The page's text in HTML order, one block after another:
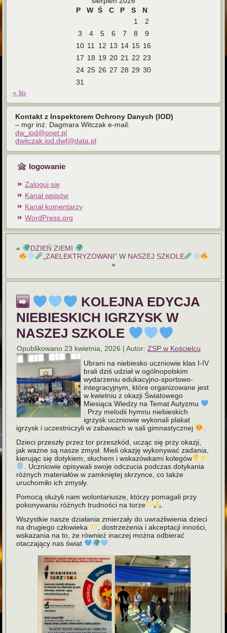
P
W Ś C P S
N
1
2
3
4 5 6 7 8
9
10 11 12 13 14 15 16
17 18 19 20 21 22 23
24 25 26 27 28 29 30
31
« lip
Kontakt z Inspektorem Ochrony Danych (IOD)
– mgr inż. Dagmara Witczak e-mail:
dw_iod@onet.pl
dwitczak.iod.dwf@data.pl
logowanie
Zaloguj się
Kanał wpisów
Kanał komentarzy
WordPress.org
«
DZIEŃ ZIEMI
„ZAELEKTRYZOWANI” W NASZEJ SZKOLE
»
KOLEJNA EDYCJA
NIEBIESKICH IGRZYSK W
NASZEJ SZKOLE
Opublikowano 23 kwietnia, 2026 |Autor: ZSP w Kościelcu
Ubrani na niebiesko uczniowie klas I-IV
brali dziś udział w ogólnopolskim
wydarzeniu edukacyjno-sportowo-
integracyjnym, które organizowane jest
w kwietniu z okazji Światowego
Miesiąca Wiedzy na Temat Autyzmu
. Przy melodii hymnu niebieskich
igrzysk uczniowie wykonali plakat
igrzysk i uczestniczyli w zabawach w sali gimnastycznej
Dzieci przeszły przez tor przeszkód, ucząc się przy okazji,
jak ważne są nasze zmysł. Mieli okazję wykonywać zadania,
kierując się dotykiem, słuchem i wskazówkami kolegów
. Uczniowie opisywali swoje odczucia podczas dotykania
różnych materiałów w zamkniętej skrzynce, co także
uruchomiło ich zmysły.
Pomocą służyli nam wolontariusze, którzy pomagali przy
pokonywaniu różnych trudności na torze
Wszystkie nasze działania zmierzały do uwrażliwienia dzieci
na drugiego człowieka
, dostrzeżenia i akceptacji inności,
wskazania na to, że również inaczej można odbierać
otaczający nas świat